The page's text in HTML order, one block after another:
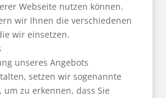
Webseite nutzen können.
wir Ihnen die verschiedenen
wir einsetzen.
unseres Angebots
setzen wir sogenannte
um zu erkennen, dass Sie